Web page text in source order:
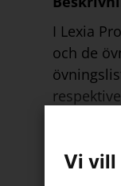
I Lexia
och de
Vi vill